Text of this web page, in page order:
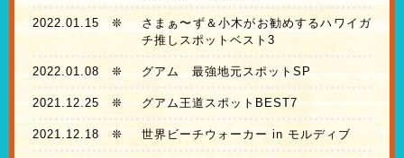
2022.01.15 ❊
さまぁ〜ず＆小木がお勧めするハワイガ
チ推しスポットベスト3
2022.01.08❊ グアム 最強地元スポットSP
2021.12.25 ❊ グアム王道スポットBEST7
2021.12.18 ❊ 世界ビーチウォーカー in モルディブ